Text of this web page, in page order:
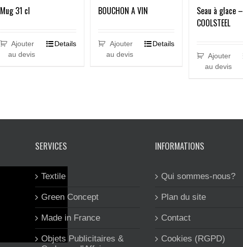
Mug 31 cl
Ajouter
au devis
Details
BOUCHON A VIN
Ajouter
au devis
Details
Seau à glace –
COOLSTEEL
Ajouter
au devis
SERVICES
Textile
Green Concept
Made in France
Objets Publicitaires &
INFORMATIONS
Qui sommes-nous?
Plan du site
Contact
Cookies (RGPD)